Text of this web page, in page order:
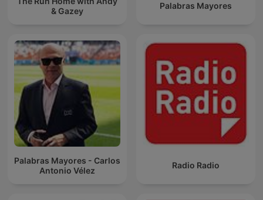
& Gazey
Palabras Mayores
Palabras Mayores - Carlos
Antonio Vélez
Radio Radio